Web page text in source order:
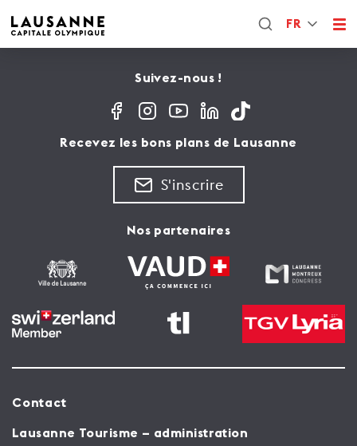
FR
Suivez-nous !
Recevez les bons plans de Lausanne
S'inscrire
Nos partenaires
Contact
Lausanne Tourisme – administration